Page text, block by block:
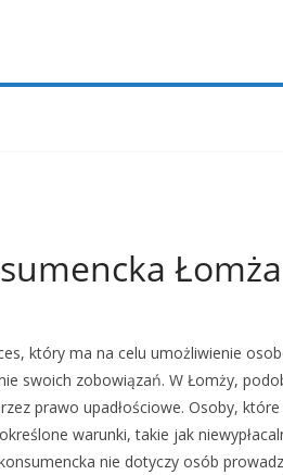
Łomża
który ma na celu umożliwienie
swoich zobowiązań. W Łomży,
prawo upadłościowe. Osoby, które
warunki, takie jak
nie dotyczy osób